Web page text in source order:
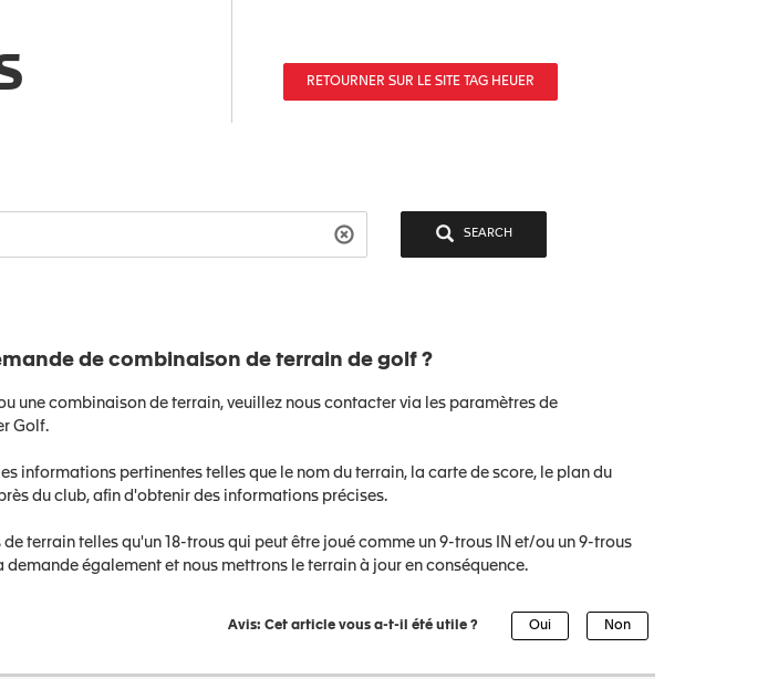
RETOURNER SUR LE SITE TAG HEUER
SEARCH
de combinaison de terrain de golf ?
une combinaison de terrain, veuillez nous contacter via les paramètres de
Golf.
informations pertinentes telles que le nom du terrain, la carte de score, le plan du
du club, afin d'obtenir des informations précises.
terrain telles qu'un 18-trous qui peut être joué comme un 9-trous IN et/ou un 9-trous
demande également et nous mettrons le terrain à jour en conséquence.
Avis: Cet article vous a-t-il été utile ?